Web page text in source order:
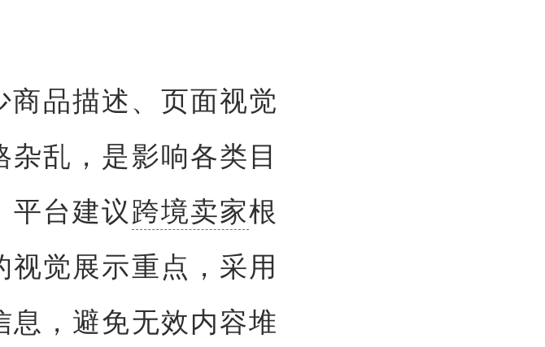
品描述、页面视觉
乱，是影响各类目
平台建议跨境卖家根
觉展示重点，采用
，避免无效内容堆